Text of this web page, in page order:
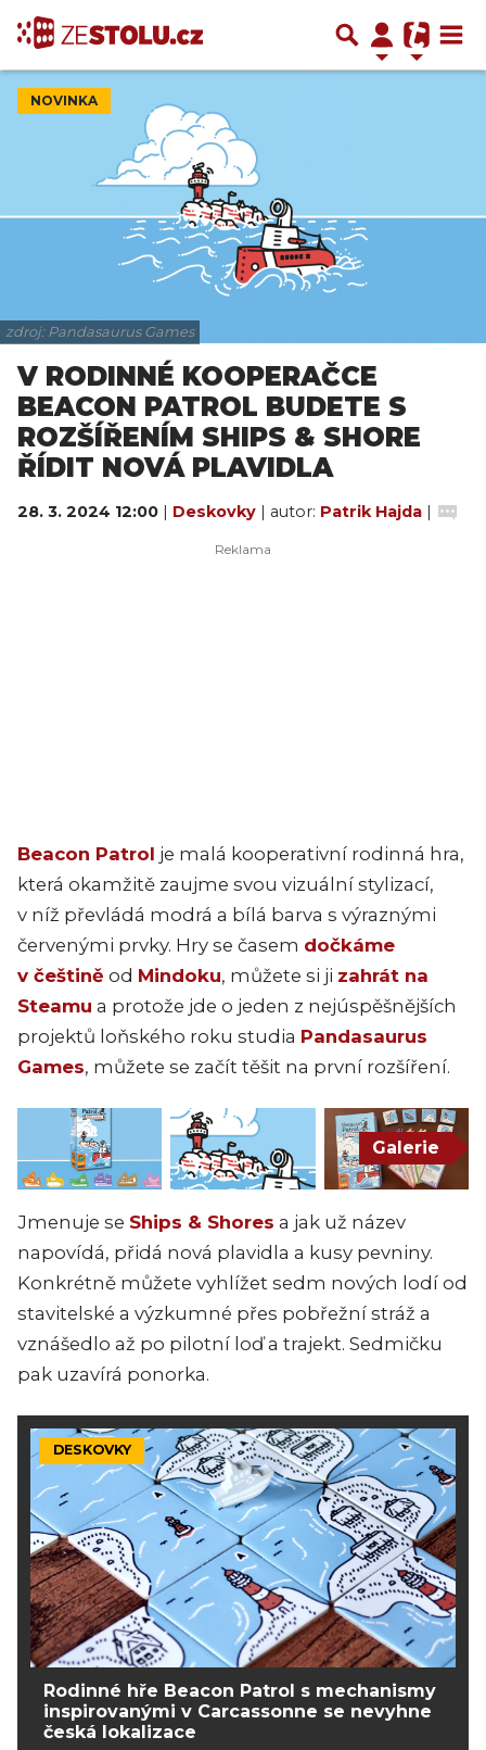
NOVINKA
zdroj: Pandasaurus Games
V RODINNÉ KOOPERAČCE
BEACON PATROL BUDETE S
ROZŠÍŘENÍM SHIPS & SHORE
ŘÍDIT NOVÁ PLAVIDLA
28. 3. 2024 12:00 | Deskovky | autor: Patrik Hajda |
Beacon Patrol je malá kooperativní rodinná hra,
která okamžitě zaujme svou vizuální stylizací,
v níž převládá modrá a bílá barva s výraznými
červenými prvky. Hry se časem dočkáme
v češtině od Mindoku, můžete si ji zahrát na
Steamu a protože jde o jeden z nejúspěšnějších
projektů loňského roku studia Pandasaurus
Games, můžete se začít těšit na první rozšíření.
Galerie
Jmenuje se Ships & Shores a jak už název
napovídá, přidá nová plavidla a kusy pevniny.
Konkrétně můžete vyhlížet sedm nových lodí od
stavitelské a výzkumné přes pobřežní stráž a
vznášedlo až po pilotní loď a trajekt. Sedmičku
pak uzavírá ponorka.
DESKOVKY
Rodinné hře Beacon Patrol s mechanismy
inspirovanými v Carcassonne se nevyhne
česká lokalizace